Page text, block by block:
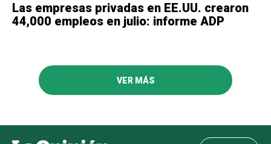
Las empresas privadas en EE.UU. crearon
44,000 empleos en julio: informe ADP
VER MÁS